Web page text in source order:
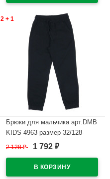
2 + 1
Брюки для мальчика арт.DMB
KIDS 4963 размер 32/128-
44/164 цвет черный
2 128₽ 1 792 ₽